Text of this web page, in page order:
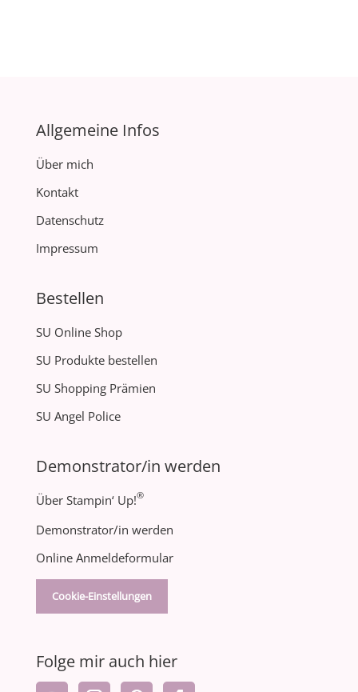
Allgemeine Infos
Über mich
Kontakt
Datenschutz
Impressum
Bestellen
SU Online Shop
SU Produkte bestellen
SU Shopping Prämien
SU Angel Police
Demonstrator/in werden
Über Stampin‘ Up!®
Demonstrator/in werden
Online Anmeldeformular
Cookie-Einstellungen
Folge mir auch hier